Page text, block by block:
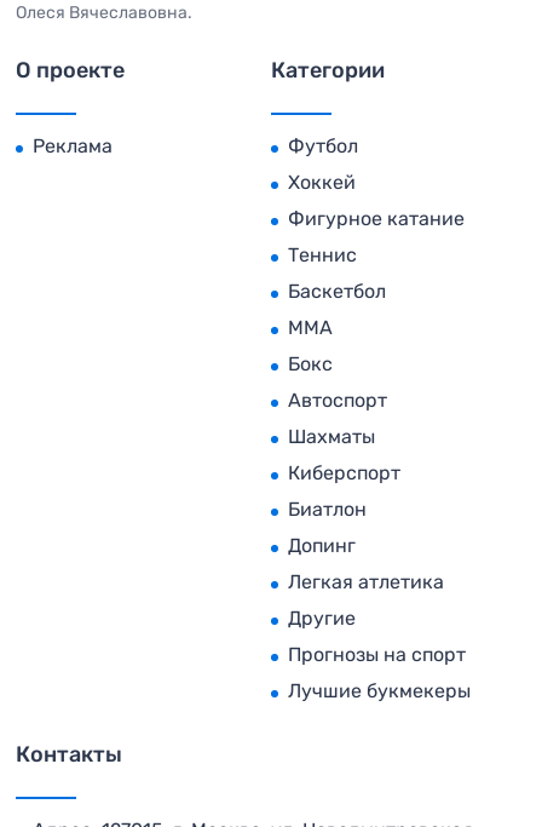
Олеся Вячеславовна.
О проекте
Реклама
Категории
Футбол
Хоккей
Фигурное катание
Теннис
Баскетбол
MMA
Бокс
Автоспорт
Шахматы
Киберспорт
Биатлон
Допинг
Легкая атлетика
Другие
Прогнозы на спорт
Лучшие букмекеры
Контакты